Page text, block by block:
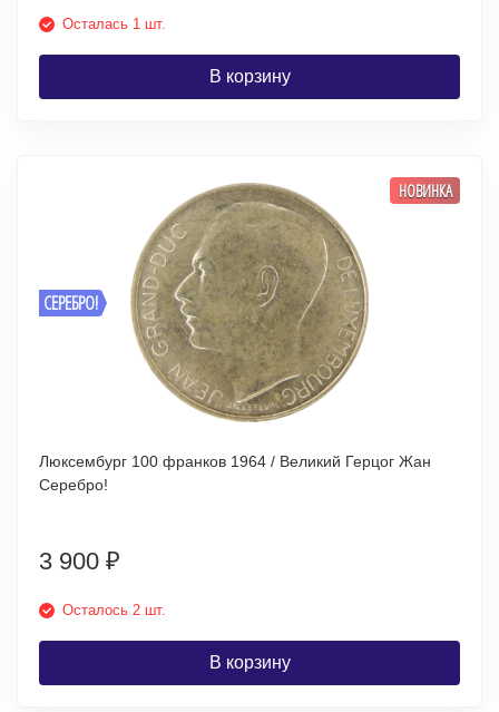
Осталась 1 шт.
В корзину
СЕРЕБРО!
НОВИНКА
Люксембург 100 франков 1964 / Великий Герцог Жан
Серебро!
3 900 ₽
Осталось 2 шт.
В корзину